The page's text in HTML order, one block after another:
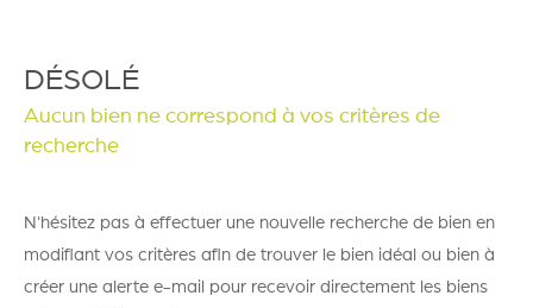
DÉSOLÉ
Aucun bien ne correspond à vos critères de
recherche
N'hésitez pas à effectuer une nouvelle recherche de bien en
modifiant vos critères afin de trouver le bien idéal ou bien à
créer une alerte e-mail pour recevoir directement les biens